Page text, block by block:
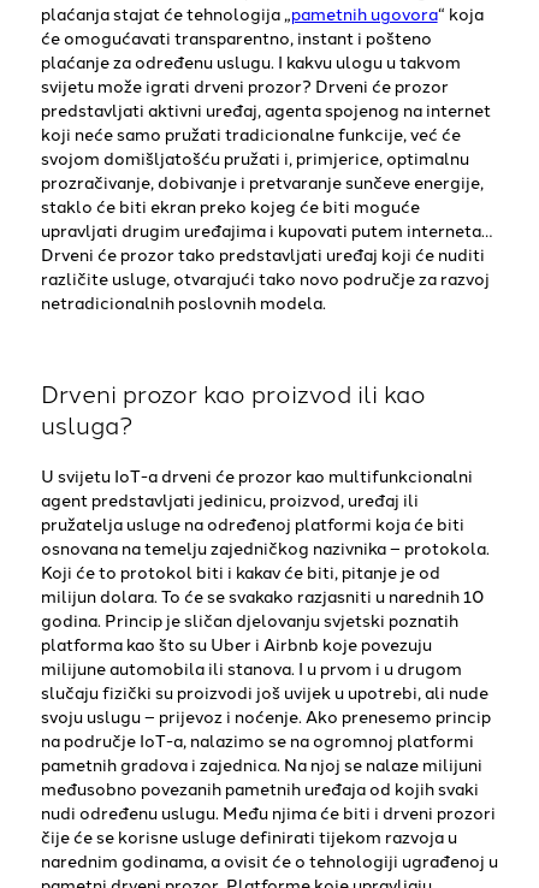
plaćanja stajat će tehnologija „pametnih ugovora“ koja
će omogućavati transparentno, instant i pošteno
plaćanje za određenu uslugu. I kakvu ulogu u takvom
svijetu može igrati drveni prozor? Drveni će prozor
predstavljati aktivni uređaj, agenta spojenog na internet
koji neće samo pružati tradicionalne funkcije, već će
svojom domišljatošću pružati i, primjerice, optimalnu
prozračivanje, dobivanje i pretvaranje sunčeve energije,
staklo će biti ekran preko kojeg će biti moguće
upravljati drugim uređajima i kupovati putem interneta…
Drveni će prozor tako predstavljati uređaj koji će nuditi
različite usluge, otvarajući tako novo područje za razvoj
netradicionalnih poslovnih modela.
Drveni prozor kao proizvod ili kao
usluga?
U svijetu IoT-a drveni će prozor kao multifunkcionalni
agent predstavljati jedinicu, proizvod, uređaj ili
pružatelja usluge na određenoj platformi koja će biti
osnovana na temelju zajedničkog nazivnika – protokola.
Koji će to protokol biti i kakav će biti, pitanje je od
milijun dolara. To će se svakako razjasniti u narednih 10
godina. Princip je sličan djelovanju svjetski poznatih
platforma kao što su Uber i Airbnb koje povezuju
milijune automobila ili stanova. I u prvom i u drugom
slučaju fizički su proizvodi još uvijek u upotrebi, ali nude
svoju uslugu – prijevoz i noćenje. Ako prenesemo princip
na područje IoT-a, nalazimo se na ogromnoj platformi
pametnih gradova i zajednica. Na njoj se nalaze milijuni
međusobno povezanih pametnih uređaja od kojih svaki
nudi određenu uslugu. Među njima će biti i drveni prozori
čije će se korisne usluge definirati tijekom razvoja u
narednim godinama, a ovisit će o tehnologiji ugrađenoj u